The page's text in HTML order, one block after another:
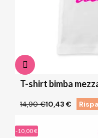
T-shirt bimba
14,90 €10,43 €
-10,00 €